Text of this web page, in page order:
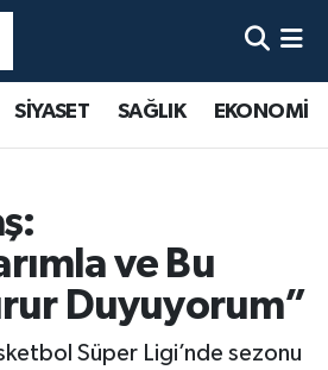
SİYASET SAĞLIK EKONOMİ
ve Bu
Duyuyorum”
Süper Ligi’nde sezonu
Haritası
ve Fikstür